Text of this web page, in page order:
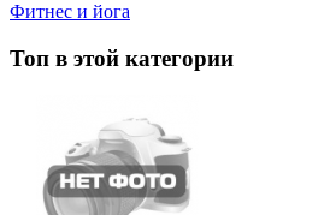
Фитнес и йога
Топ в этой категории